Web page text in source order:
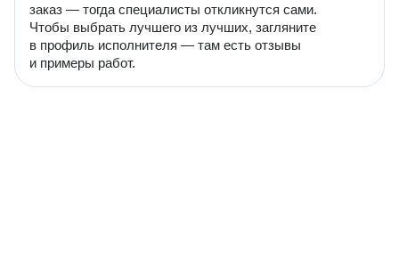
заказ — тогда специалисты откликнутся сами.
Чтобы выбрать лучшего из лучших, загляните
в профиль исполнителя — там есть отзывы
и примеры работ.